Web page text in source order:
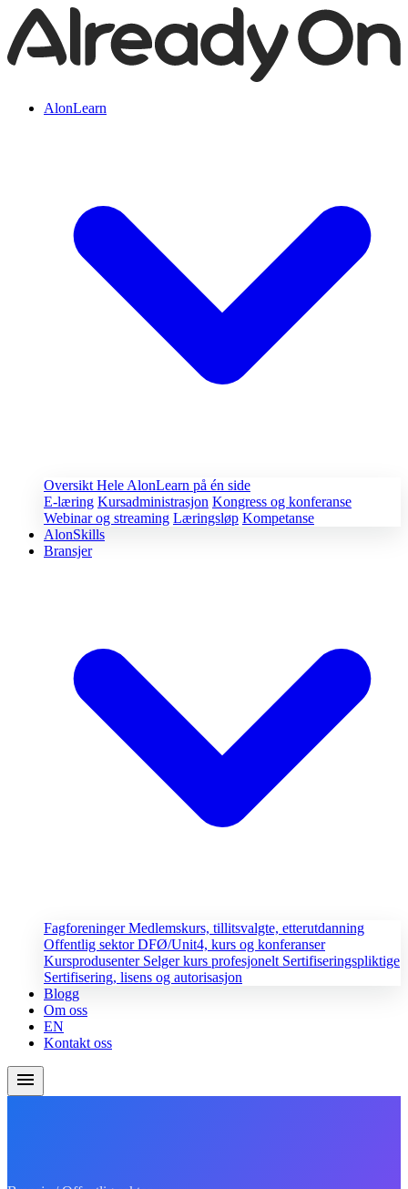
AlonLearn
Oversikt Hele AlonLearn på én side
E-læring Kursadministrasjon Kongress og konferanse
Webinar og streaming Læringsløp Kompetanse
AlonSkills
Bransjer
FagforeningerMedlemskurs, tillitsvalgte, etterutdanning
Offentlig sektorDFØ/Unit4, kurs og konferanser
Kursprodusenter Selger kurs profesjonelt Sertifiseringspliktige
Sertifisering, lisens og autorisasjon
Blogg
Om oss
EN
Kontakt oss
menu